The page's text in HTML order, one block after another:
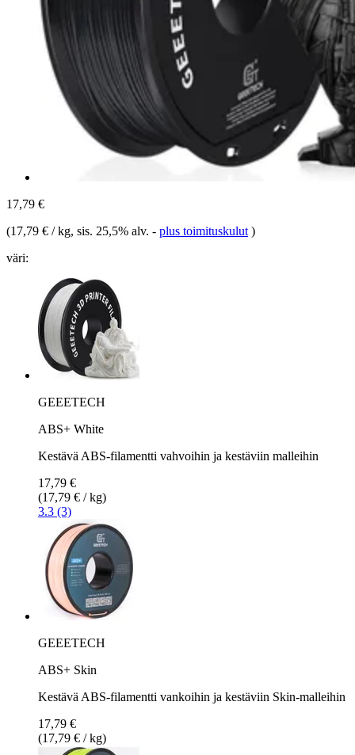
17,79 €
(17,79 € / kg, sis. 25,5% alv. - plus toimituskulut )
väri:
GEEETECH
ABS+ White
Kestävä ABS-filamentti vahvoihin ja kestäviin malleihin
17,79 €
(17,79 € / kg)
3.3 (3)
GEEETECH
ABS+ Skin
Kestävä ABS-filamentti vankoihin ja kestäviin Skin-malleihin
17,79 €
(17,79 € / kg)